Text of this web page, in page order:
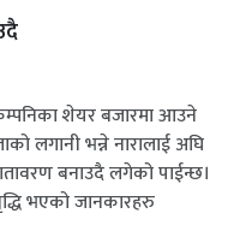
शेयर बजारमा आउने
लगानी भन्ने नारालाई अघि
बनाउदै लगेको पाईन्छ।
भएको जानकारहरु